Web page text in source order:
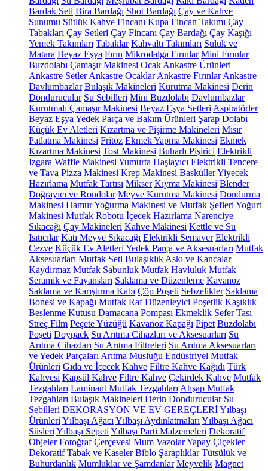
Bardak Seti Bira Bardağı Shot Bardağı Çay ve Kahve
Sunumu Sütlük Kahve Fincanı Kupa Fincan Takımı Çay
Tabakları Çay Setleri Çay Fincanı Çay Bardağı Çay Kaşığı
Yemek Takımları Tabaklar Kahvaltı Takımları Suluk ve
Matara Beyaz Eşya Fırın Mikrodalga Fırınlar Mini Fırınlar
Buzdolabı Çamaşır Makinesi Ocak Ankastre Ürünleri
Ankastre Setler Ankastre Ocaklar Ankastre Fırınlar Ankastre
Davlumbazlar Bulaşık Makineleri Kurutma Makinesi Derin
Dondurucular Su Sebilleri Mini Buzdolabı Davlumbazlar
Kurutmalı Çamaşır Makinesi Beyaz Eşya Setleri Aspiratörler
Beyaz Eşya Yedek Parça ve Bakım Ürünleri Şarap Dolabı
Küçük Ev Aletleri Kızartma ve Pişirme Makineleri Mısır
Patlatma Makinesi Fritöz Ekmek Yapma Makinesi Ekmek
Kızartma Makinesi Tost Makinesi Buharlı Pişirici Elektrikli
Izgara Waffle Makinesi Yumurta Haşlayıcı Elektrikli Tencere
ve Tava Pizza Makinesi Krep Makinesi BasküllerYiyecek
Hazırlama Mutfak Tartısı Mikser Kıyma Makinesi Blender
Doğrayıcı ve Rondolar Meyve Kurutma Makinesi Dondurma
Makinesi Hamur Yoğurma Makinesi ve Mutfak Şefleri Yoğurt
Makinesi Mutfak Robotu İçecek Hazırlama Narenciye
Sıkacağı Çay Makineleri Kahve Makinesi Kettle ve Su
Isıtıcılar Katı Meyve Sıkacağı Elektrikli Semaver Elektrikli
Cezve Küçük Ev Aletleri Yedek Parça ve Aksesuarları Mutfak
Aksesuarları Mutfak Seti Bulaşıklık Askı ve Kancalar
Kaydırmaz Mutfak Sabunluk Mutfak Havluluk Mutfak
Seramik ve Fayansları Saklama ve Düzenleme Kavanoz
Saklama ve Karıştırma Kabı Çöp Poşeti Sebzelikler Saklama
Bonesi ve Kapağı Mutfak Raf Düzenleyici Poşetlik Kaşıklık
Beslenme Kutusu Damacana Pompası Ekmeklik Sefer Tası
Streç Film Peçete Yüzüğü Kavanoz Kapağı Pipet Buzdolabı
Poşeti Doypack Su Arıtma Cihazları ve Aksesuarları Su
Arıtma Cihazları Su Arıtma Filtreleri Su Arıtma Aksesuarları
ve Yedek Parçaları Arıtma Musluğu Endüstriyel Mutfak
Ürünleri Gıda ve İçecek Kahve Filtre Kahve Kağıdı Türk
Kahvesi Kapsül Kahve Filtre Kahve Çekirdek Kahve Mutfak
Tezgahları Laminant Mutfak Tezgahları Ahşap Mutfak
Tezgahları Bulaşık Makineleri Derin Dondurucular Su
Sebilleri DEKORASYON VE EV GEREÇLERİYılbaşı
Ürünleri Yılbaşı Ağacı Yılbaşı Aydınlatmaları Yılbaşı Ağacı
Süsleri Yılbaşı Sepeti Yılbaşı Parti Malzemeleri Dekoratif
Objeler Fotoğraf Çerçevesi Mum VazolarYapay Çiçekler
Dekoratif Tabak ve Kaseler Biblo Şaraplıklar Tütsülük ve
Buhurdanlık Mumluklar ve Şamdanlar Meyvelik Magnet